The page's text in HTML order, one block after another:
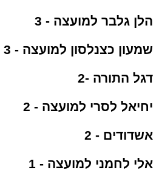
הלן גלבר למועצה - 3
שמעון כצנלסון למועצה - 3
דגל התורה -2
יחיאל לסרי למועצה - 2
אשדודים - 2
אלי לחמני למועצה - 1